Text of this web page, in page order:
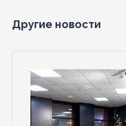
Другие новости